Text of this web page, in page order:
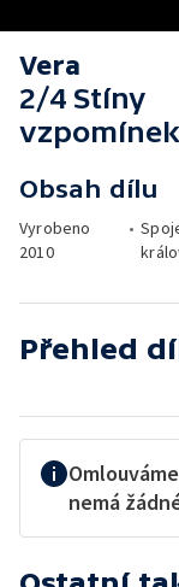
Vera
2/4 Stíny
vzpomínek
Obsah dílu
Vyrobeno
2010
•
Přehled
nemá